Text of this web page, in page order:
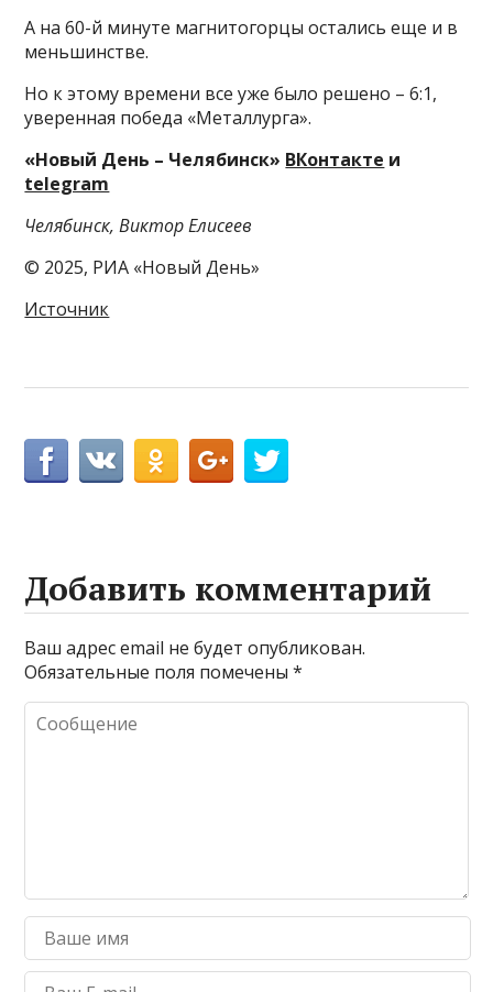
А на 60-й минуте магнитогорцы остались еще и в
меньшинстве.
Но к этому времени все уже было решено – 6:1,
уверенная победа «Металлурга».
«Новый День – Челябинск» ВКонтакте и
telegram
Челябинск, Виктор Елисеев
© 2025, РИА «Новый День»
Источник
Добавить комментарий
Ваш адрес email не будет опубликован.
Обязательные поля помечены*